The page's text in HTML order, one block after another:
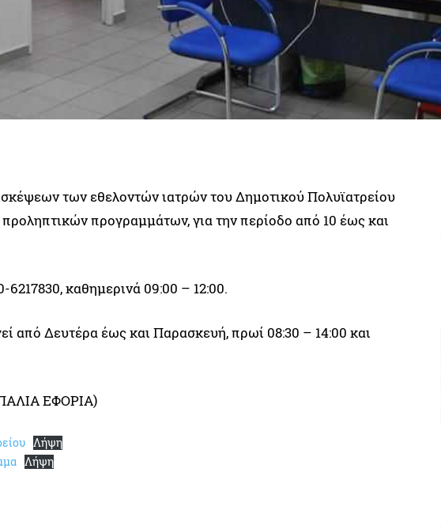
των εθελοντών ιατρών του Δημοτικού Πολυϊατρείου
προγραμμάτων, για την περίοδο από 10 έως και
6217830, καθημερινά 09:00 – 12:00.
από Δευτέρα έως και Παρασκευή, πρωί 08:30 – 14:00 και
ΕΦΟΡΙΑ)
Λήψη
Λήψη